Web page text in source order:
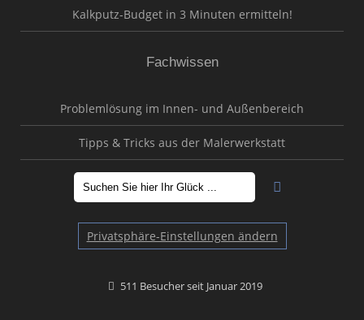
Kalkputz-Budget in 3 Minuten ermitteln!
Fachwissen
Problemlösung im Innen- und Außenbereich
Tipps & Tricks aus der Malerwerkstatt
Privatsphäre-Einstellungen ändern
511 Besucher seit Januar 2019